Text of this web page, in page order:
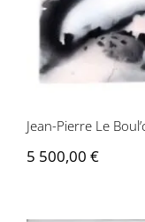
Jean-Pierre Le
5 500,00 €